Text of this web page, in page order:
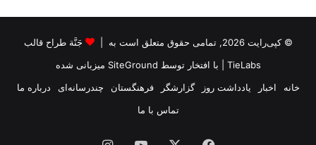
© کپی‌رایت 2026, تمامی حقوق متعلق است به |
جَنَّة طراح قالب
TieLabs | با افتخار توسط SiteGround میزبانی شده
خانه
اخبار یادداشت روز گزارشگر فرهنگستان چندرسانه‌ای
درباره ما
تماس با ما